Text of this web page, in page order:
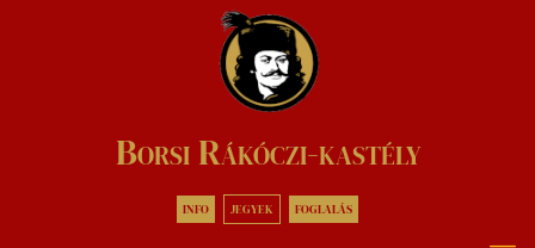
Borsi Rákóczi-kastély
INFO JEGYEK FOGLALÁS